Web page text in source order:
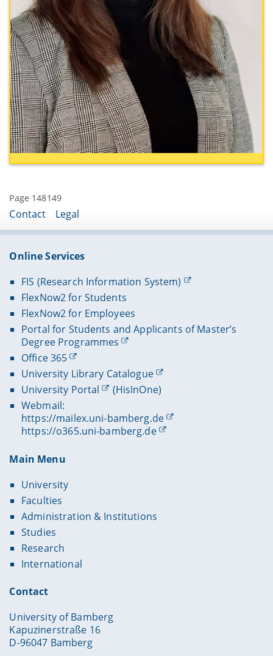
Page 148149
Contact Legal
Online Services
FIS (Research Information System)
FlexNow2 for Students
FlexNow2 for Employees
Portal for Students and Applicants of Master’s
Degree Programmes
Office 365
University Library Catalogue
University Portal
(HisInOne)
Webmail:
https://mailex.uni-bamberg.de
https://o365.uni-bamberg.de
Main Menu
University
Faculties
Administration & Institutions
Studies
Research
International
Contact
University of Bamberg
Kapuzinerstraße 16
D-96047 Bamberg